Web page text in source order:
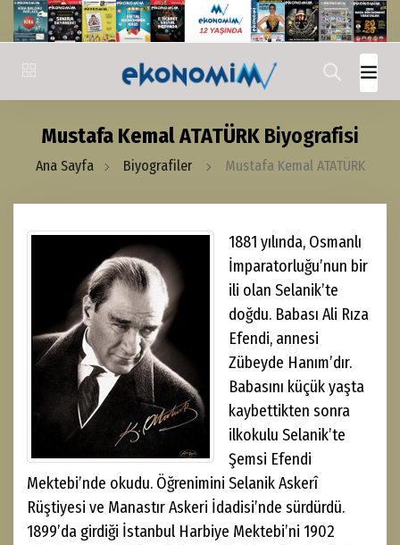
Mustafa Kemal ATATÜRKBiyografisi
Ana Sayfa Biyografiler Mustafa Kemal ATATÜRK
1881 yılında, Osmanlı
İmparatorluğu’nun bir
ili olan Selanik’te
doğdu. Babası Ali Rıza
Efendi, annesi
Zübeyde Hanım’dır.
Babasını küçük yaşta
kaybettikten sonra
ilkokulu Selanik’te
Şemsi Efendi
Mektebi’nde okudu. Öğrenimini Selanik Askerî
Rüştiyesi ve Manastır Askeri İdadisi’nde sürdürdü.
1899’da girdiği İstanbul Harbiye Mektebi’ni 1902